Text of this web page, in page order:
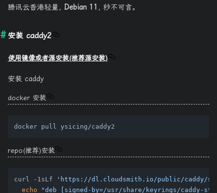
腾讯云香港轻量, Debian 11 , 秒不可言。
安装 caddy2
使用镜像或者源安装(推荐源安装)
安装 caddy
docker 安装
repo(推荐)安装
curl -1sLf
'https://dl.cloudsmith.io/public/caddy/
echo
"deb [signed-by=/usr/share/keyrings/caddy-